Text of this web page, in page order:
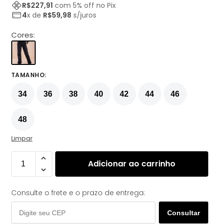
R$227,91 com 5% off no Pix
4x de R$59,98 s/juros
Cores:
TAMANHO:
34 36 38 40 42 44 46
48
Limpar
Adicionar ao carrinho
Consulte o frete e o prazo de entrega:
Consultar